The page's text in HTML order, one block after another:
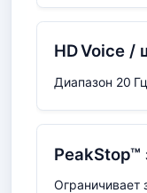
HD Voice /
Диапазон 20
PeakStop™
Ограничивает